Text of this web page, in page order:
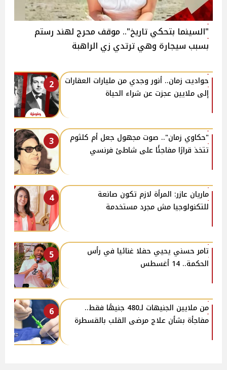
"السينما بتحكي تاريخ".. موقف محرج لهند رستم
بسبب سيجارة وهي ترتدي زي الراهبة
2
حواديت زمان.. أنور وجدي من مليارات العقارات
إلى ملايين عجزت عن شراء الحياة
3
"حكاوي زمان".. صوت مجهول جعل أم كلثوم
تتخذ قرارًا مفاجئًا على شاطئ فرنسي
4
ماريان عازر: المرأة لازم تكون صانعة
للتكنولوجيا مش مجرد مستخدمة
5
تامر حسني يحيي حفلا غنائيا في رأس
الحكمة.. 14 أغسطس
6
من ملايين الجنيهات لـ480 جنيهًا فقط..
مفاجأة بشأن علاج مرضى القلب بالقسطرة